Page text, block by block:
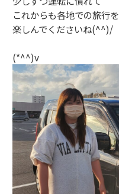
これからも各地での旅行を
楽しんでくださいね(^^)/
(*^^)v